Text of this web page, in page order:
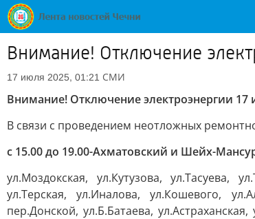
Внимание! Отключение
17 июля 2025, 01:21 СМИ
Внимание! Отключение электроэнергии 17
В связи с проведением неотложных
с 15.00 до 19.00-Ахматовский и Шейх-
ул.Моздокская, ул.Кутузова, ул.Тасуева,
ул.Терская, ул.Иналова, ул.Кошевого,
пер.Донской, ул.Б.Батаева,